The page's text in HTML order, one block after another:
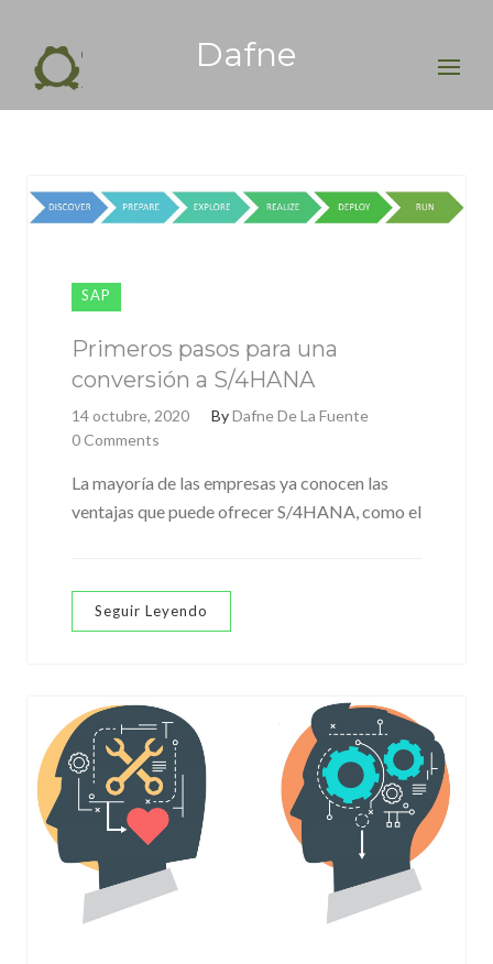
Dafne
SAP
Primeros pasos para una
conversión a S/4HANA
14 octubre, 2020 ByDafne De La Fuente
0 Comments
La mayoría de las empresas ya conocen las
ventajas que puede ofrecer S/4HANA, como el
Seguir Leyendo